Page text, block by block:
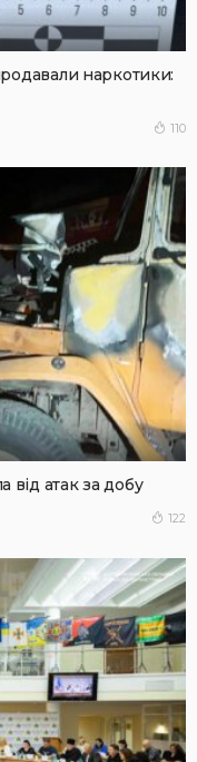
наркотики:
110
від атак за добу
122